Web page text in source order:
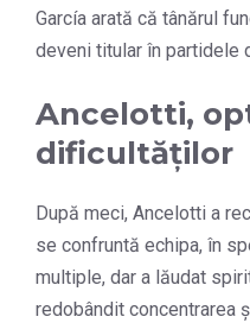
García arată că tânărul
deveni titular în partidele
Ancelotti,
dificultăților
După meci, Ancelotti a
se confruntă echipa, în
multiple, dar a lăudat
redobândit concentrarea